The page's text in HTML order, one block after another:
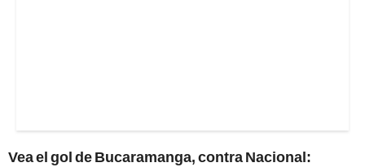
Vea el gol de Bucaramanga, contra Nacional: